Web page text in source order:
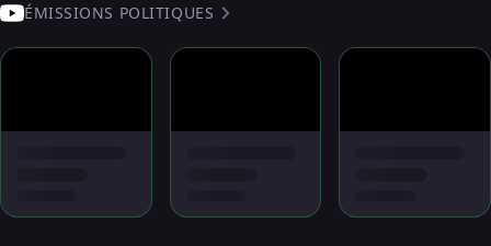
ÉMISSIONS POLITIQUES